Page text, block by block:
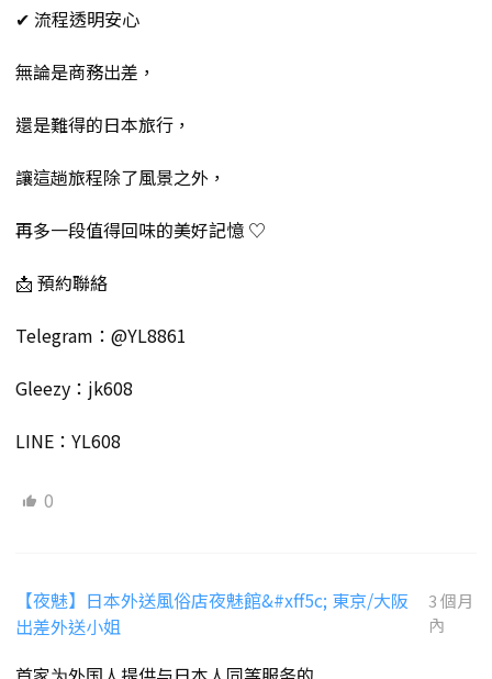
✔ 流程透明安心
無論是商務出差，
還是難得的日本旅行，
讓這趟旅程除了風景之外，
再多一段值得回味的美好記憶 ♡
📩 預約聯絡
Telegram：@YL8861
Gleezy：jk608
LINE：YL608
0
【夜魅】日本外送風俗店夜魅館&#xff5c; 東京/大阪
出差外送小姐
3 個月
內